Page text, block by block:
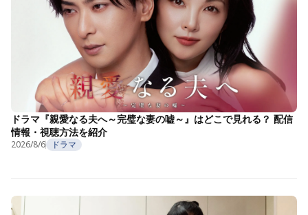
ドラマ『親愛なる夫へ～完璧な妻の嘘～』はどこで見れる？ 配信
情報・視聴方法を紹介
2026/8/6 ドラマ